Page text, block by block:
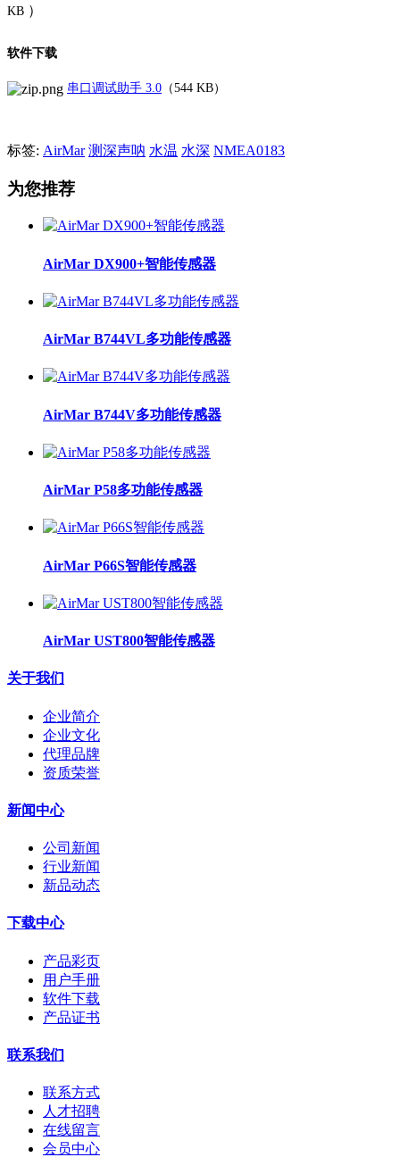
KB ）
软件下载
串口调试助手 3.0 （544 KB）
标签: AirMar 测深声呐 水温 水深 NMEA0183
为您推荐
AirMar DX900+智能传感器
AirMar B744VL多功能传感器
AirMar B744V多功能传感器
AirMar P58多功能传感器
AirMar P66S智能传感器
AirMar UST800智能传感器
关于我们
企业简介
企业文化
代理品牌
资质荣誉
新闻中心
公司新闻
行业新闻
新品动态
下载中心
产品彩页
用户手册
软件下载
产品证书
联系我们
联系方式
人才招聘
在线留言
会员中心